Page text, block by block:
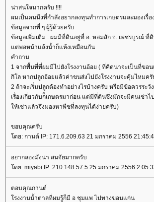
น่าสนใจมากครับ !!!!
ผมเป็นคนนึงที่กำลังอยากลงทุนทำการเกษตรและมองเรื่อ
ข้อมูลจากพี่ ๆ ผู้รู้ด้วยครับ
ข้อมูลเพิ่มเติม : ผมมีที่ดินอยู่ที่ อ. หล่มสัก จ. เพชรบูรณ์ ที่
ต่พอหน้าแล้งน้ำก็แห้งเหมือนกัน
คำถาม
1 จากพื้นที่ที่ผมมีไปยังโรงงานอ้อย ( ที่คิดน่าจะเป็นที่ขอ
กิโล หากปลูกอ้อยแล้วค่าขนส่งไปยังโรงงานจะคุ้มไหมครั
2 ถ้าจะเริ่มปลูกต้องทำอย่างไรบ้างครับ หรือมีข้อควรระวั
เรื่องเกี่ยวกับก่ีเกษตรมาก่อน แต่มีที่ดินซึ่งมักจะมีคนเช่า
ห้เช่าแล้วจึงมองหาพืชที่ลงทุนได้ง่ายครับ)
ขอบคุณครับ
ดย: กานต์ IP: 171.6.209.63 21 มกราคม 2556
อยากลองมั่งน่า สนจัยมากครับ
ดย: miyabi IP: 210.148.57.5 25 มกราคม 2556
ตอบคุณกานต์
รงงานน้ำตาลที่ผมรู้ก็มี อ ชุมแพ ไปทางขอนแก่น